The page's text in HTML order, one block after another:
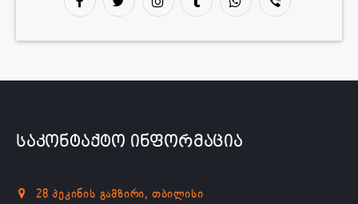
საკონტაქტო ინფორმაცია
28 პეკინის გამზირი, თბილისი